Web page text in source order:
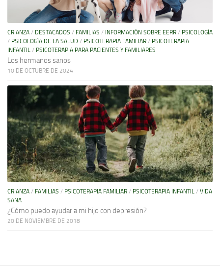
CRIANZA / DESTACADOS / FAMILIAS / INFORMACIÓN SOBRE EERR / PSICOLOGÍA
/ PSICOLOGÍA DE LA SALUD / PSICOTERAPIA FAMILIAR / PSICOTERAPIA
INFANTIL / PSICOTERAPIA PARA PACIENTES Y FAMILIARES
Los hermanos sanos
10 DE OCTUBRE DE 2024
CRIANZA / FAMILIAS / PSICOTERAPIA FAMILIAR / PSICOTERAPIA INFANTIL / VIDA
SANA
¿Cómo puedo ayudar a mi hijo con depresión?
20 DE NOVIEMBRE DE 2018